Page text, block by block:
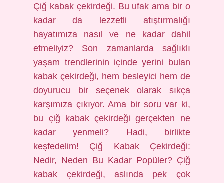
Çiğ kabak çekirdeği. Bu ufak ama bir o
kadar da lezzetli atıştırmalığı
hayatımıza nasıl ve ne kadar dahil
etmeliyiz? Son zamanlarda sağlıklı
yaşam trendlerinin içinde yerini bulan
kabak çekirdeği, hem besleyici hem de
doyurucu bir seçenek olarak sıkça
karşımıza çıkıyor. Ama bir soru var ki,
bu çiğ kabak çekirdeği gerçekten ne
kadar yenmeli? Hadi, birlikte
keşfedelim! Çiğ Kabak Çekirdeği:
Nedir, Neden Bu Kadar Popüler? Çiğ
kabak çekirdeği, aslında pek çok